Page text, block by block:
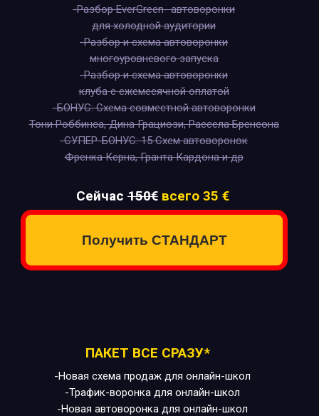
Получить СТАНДАРТ
Сейчас 150€ всего 35 €
ПАКЕТ ВСЕ СРАЗУ*
-Новая схема продаж для онлайн-школ
-Трафик-воронка для онлайн-школ
-Новая автоворонка для онлайн-школ
-Разбор EverGreen- автоворонки
для холодной аудитории
-Разбор и схема автоворонки
многоуровневого запуска
-Разбор и схема автоворонки
клуба с ежемесячной оплатой
-БОНУС: Схема совместной автоворонки
Тони Роббинса, Дина Грациози, Рассела Бренсона
-СУПЕР-БОНУС: 15 Схем автоворонок
Френка Керна, Гранта Кардона и др